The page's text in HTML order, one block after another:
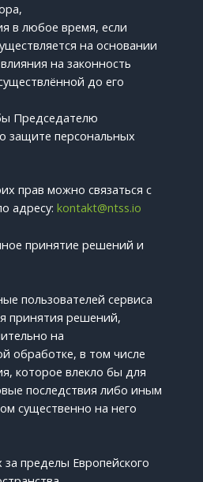
в любое время, если
на основании
на законность
до его
Председателю
защите персональных
прав можно связаться с
адресу: kontakt@ntss.io
принятие решений и
пользователей сервиса
принятия решений,
на
обработке, в том числе
которое влекло бы для
последствия либо иным
существенно на него
пределы Европейского